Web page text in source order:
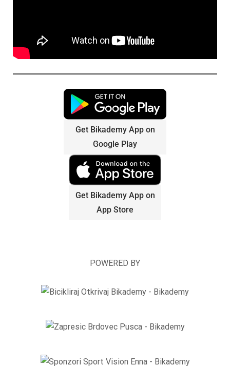
Get Bikademy App on
Google Play
Get Bikademy App on
App Store
POWERED BY